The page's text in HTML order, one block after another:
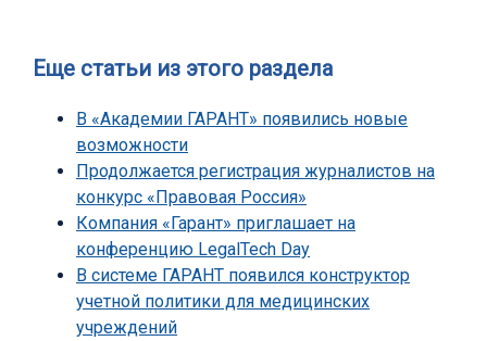
Еще статьи из этого раздела
В «Академии ГАРАНТ» появились новые
возможности
Продолжается регистрация журналистов на
конкурс «Правовая Россия»
Компания «Гарант» приглашает на
конференцию LegalTech Day
В системе ГАРАНТ появился конструктор
учетной политики для медицинских
учреждений